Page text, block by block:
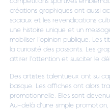
créations graphiques ont aussi
sociaux et les revendications
une histoire unique et un
mobiliser l’opinion publique. Les
la curiosité des passants. Les
attirer l’attention et susciter le
Des artistes talentueux ont su
basque. Les affiches ont alors
promotionnelle. Elles sont
Au-delà d’une simple